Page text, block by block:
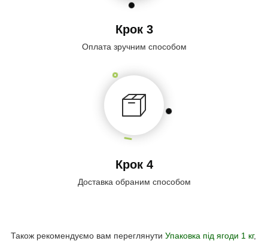
Крок 3
Оплата зручним способом
Крок 4
Доставка обраним способом
Також рекомендуємо вам переглянути Упаковка під ягоди 1 кг,